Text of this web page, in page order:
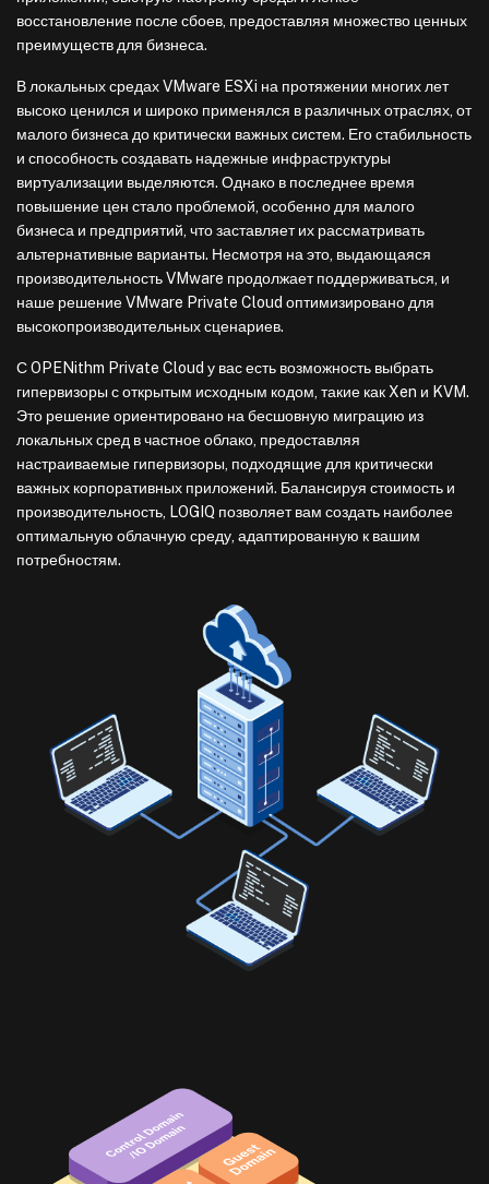
восстановление после сбоев, предоставляя множество ценных
преимуществ для бизнеса.
В локальных средах VMware ESXi на протяжении многих лет
высоко ценился и широко применялся в различных отраслях, от
малого бизнеса до критически важных систем. Его стабильность
и способность создавать надежные инфраструктуры
виртуализации выделяются. Однако в последнее время
повышение цен стало проблемой, особенно для малого
бизнеса и предприятий, что заставляет их рассматривать
альтернативные варианты. Несмотря на это, выдающаяся
производительность VMware продолжает поддерживаться, и
наше решение VMware Private Cloud оптимизировано для
высокопроизводительных сценариев.
С OPENithm Private Cloud у вас есть возможность выбрать
гипервизоры с открытым исходным кодом, такие как Xen и KVM.
Это решение ориентировано на бесшовную миграцию из
локальных сред в частное облако, предоставляя
настраиваемые гипервизоры, подходящие для критически
важных корпоративных приложений. Балансируя стоимость и
производительность, LOGIQ позволяет вам создать наиболее
оптимальную облачную среду, адаптированную к вашим
потребностям.